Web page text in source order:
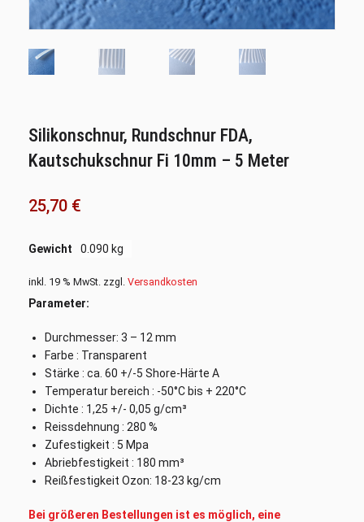
Silikonschnur, Rundschnur FDA,
Kautschukschnur Fi 10mm – 5 Meter
25,70 €
Gewicht 0.090 kg
inkl. 19 % MwSt. zzgl. Versandkosten
Parameter:
Durchmesser: 3 – 12 mm
Farbe : Transparent
Stärke : ca. 60 +/-5 Shore-Härte A
Temperatur bereich : -50°C bis + 220°C
Dichte : 1,25 +/- 0,05 g/cm³
Reissdehnung : 280 %
Zufestigkeit : 5 Mpa
Abriebfestigkeit : 180 mm³
Reißfestigkeit Ozon: 18-23 kg/cm
Bei größeren Bestellungen ist es möglich, eine